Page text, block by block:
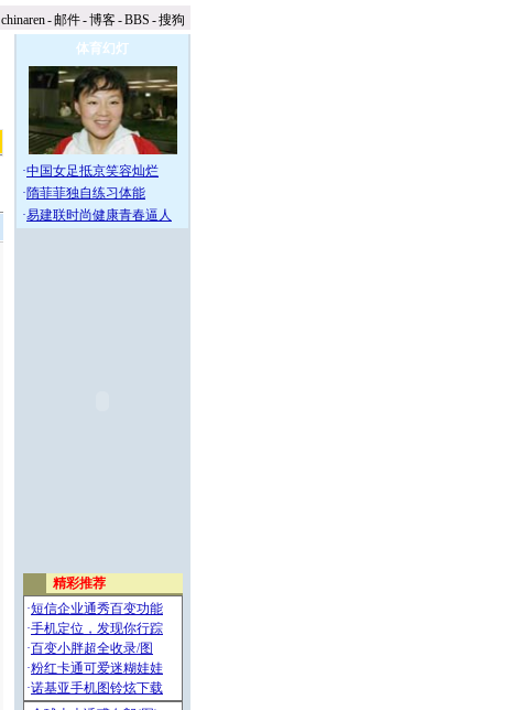
chinaren-邮件-博客-BBS -搜狗
体育幻灯
·中国女足抵京笑容灿烂
·隋菲菲独自练习体能
·易建联时尚健康青春逼人